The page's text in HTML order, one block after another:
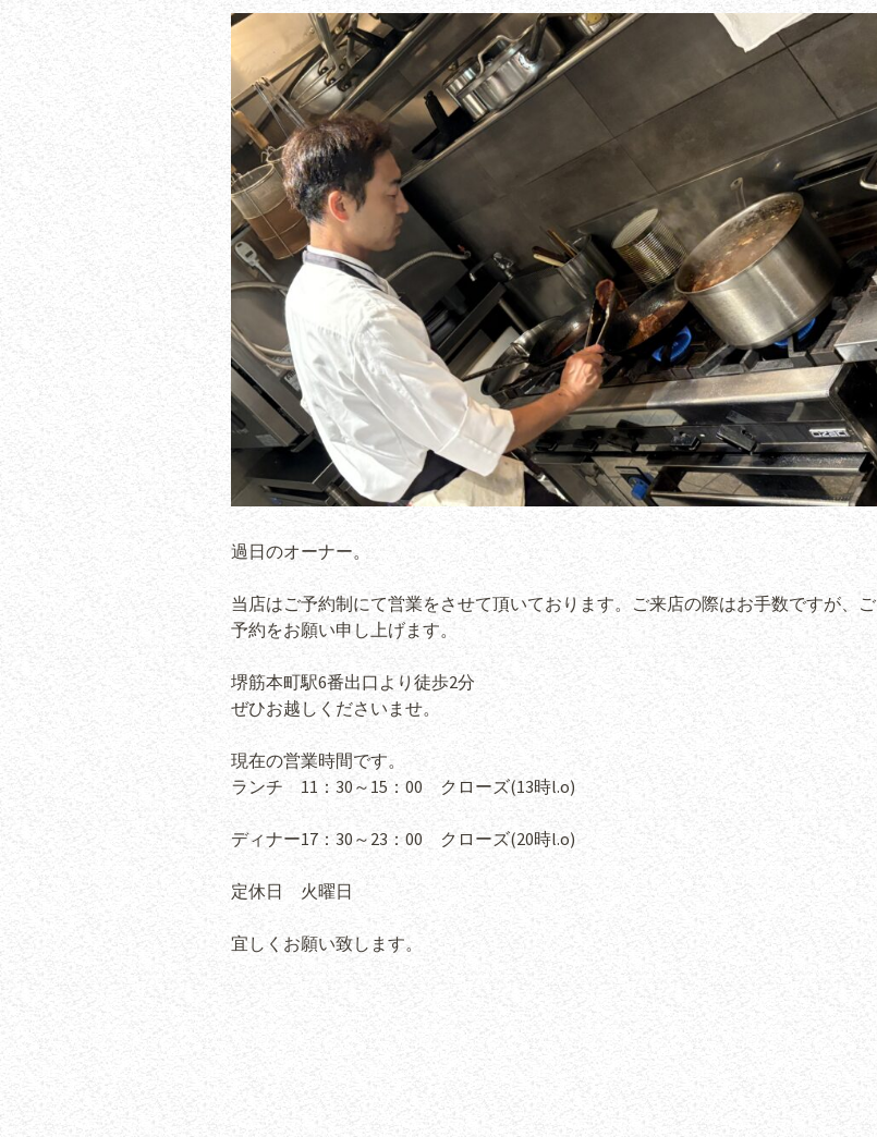
過日のオーナー。
当店はご予約制にて営業をさせて頂いております。ご来店の際はお手数ですが、ご
予約をお願い申し上げます。
堺筋本町駅6番出口より徒歩2分
ぜひお越しくださいませ。
現在の営業時間です。
ランチ 11：30～15：00 クローズ(13時l.o)
ディナー17：30～23：00 クローズ(20時l.o)
定休日 火曜日
宜しくお願い致します。